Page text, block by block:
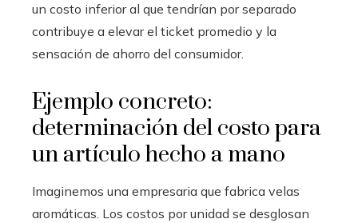
un costo inferior al que tendrían por separado
contribuye a elevar el ticket promedio y la
sensación de ahorro del consumidor.
Ejemplo concreto:
determinación del costo para
un artículo hecho a mano
Imaginemos una empresaria que fabrica velas
aromáticas. Los costos por unidad se desglosan